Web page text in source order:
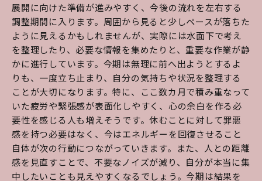
展開に向けた準備が進みやすく、今後の流れを左右する
調整期間に入ります。周囲から見ると少しペースが落ちた
ように見えるかもしれませんが、実際には水面下で考え
を整理したり、必要な情報を集めたりと、重要な作業が静
かに進行しています。今期は無理に前へ出ようとするよ
りも、一度立ち止まり、自分の気持ちや状況を整理する
ことが大切になります。特に、ここ数カ月で積み重なって
いた疲労や緊張感が表面化しやすく、心の余白を作る必
要性を感じる人も増えそうです。休むことに対して罪悪
感を持つ必要はなく、今はエネルギーを回復させること
自体が次の行動につながっていきます。また、人との距離
感を見直すことで、不要なノイズが減り、自分が本当に集
中したいことも見えやすくなるでしょう。今期は結果を